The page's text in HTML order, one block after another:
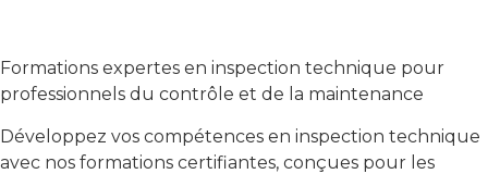
Formations expertes en inspection technique pour
professionnels du contrôle et de la maintenance
Développez vos compétences en inspection technique
avec nos formations certifiantes, conçues pour les